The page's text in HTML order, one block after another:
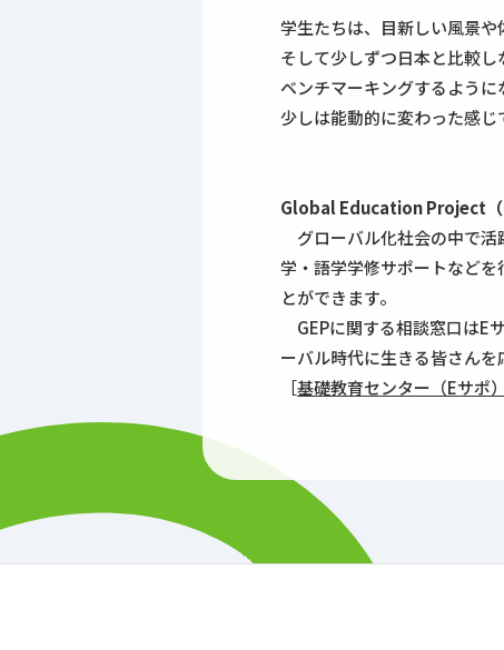
学生たちは、目新しい風景や
そして少しずつ日本と比較し
ベンチマーキングするように
少しは能動的に変わった感じ
Global Education Project（
グローバル化社会の中で活
学・語学学修サポートなど
とができます。
GEPに関する相談窓口はE
ーバル時代に生きる皆さんを
［基礎教育センター（Eサポ